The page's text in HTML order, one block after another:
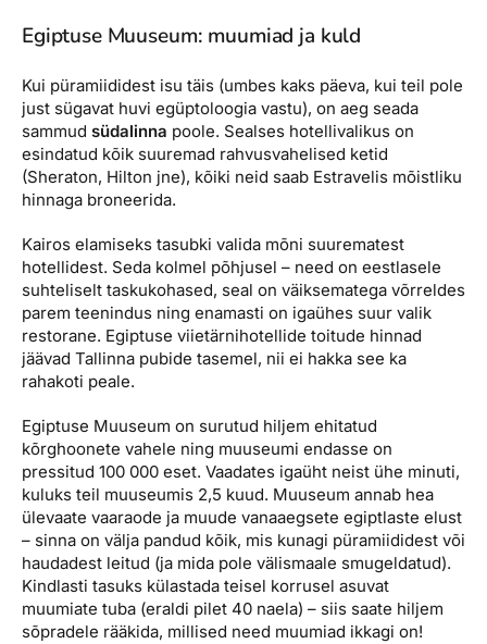
Egiptuse Muuseum: muumiad ja kuld
Kui püramiididest isu täis (umbes kaks päeva, kui teil pole
just sügavat huvi egüptoloogia vastu), on aeg seada
sammud südalinna poole. Sealses hotellivalikus on
esindatud kõik suuremad rahvusvahelised ketid
(Sheraton, Hilton jne), kõiki neid saab Estravelis mõistliku
hinnaga broneerida.
Kairos elamiseks tasubki valida mõni suurematest
hotellidest. Seda kolmel põhjusel – need on eestlasele
suhteliselt taskukohased, seal on väiksematega võrreldes
parem teenindus ning enamasti on igaühes suur valik
restorane. Egiptuse viietärnihotellide toitude hinnad
jäävad Tallinna pubide tasemel, nii ei hakka see ka
rahakoti peale.
Egiptuse Muuseum on surutud hiljem ehitatud
kõrghoonete vahele ning muuseumi endasse on
pressitud 100 000 eset. Vaadates igaüht neist ühe minuti,
kuluks teil muuseumis 2,5 kuud. Muuseum annab hea
ülevaate vaaraode ja muude vanaaegsete egiptlaste elust
– sinna on välja pandud kõik, mis kunagi püramiididest või
haudadest leitud (ja mida pole välismaale smugeldatud).
Kindlasti tasuks külastada teisel korrusel asuvat
muumiate tuba (eraldi pilet 40 naela) – siis saate hiljem
sõpradele rääkida, millised need muumiad ikkagi on!